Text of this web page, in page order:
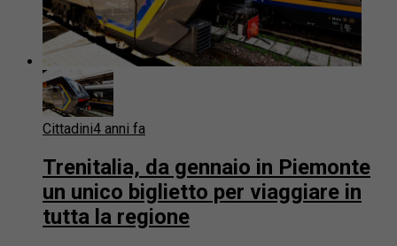
Cittadini4 anni fa
Trenitalia, da gennaio in Piemonte
un unico biglietto per viaggiare in
tutta la regione